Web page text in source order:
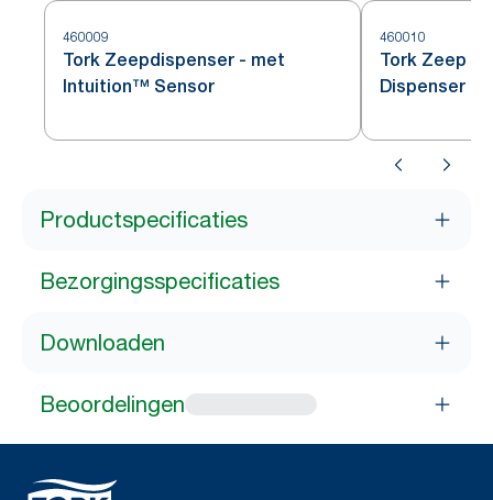
460009
Tork Zeepdispenser - met
Intuition™ Sensor
460010
Tork Zeep
Dispenser
Productspecificaties
Bezorgingsspecificaties
Downloaden
Beoordelingen